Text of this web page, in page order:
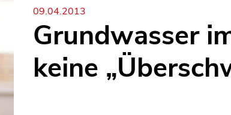
09.04.2013
Grundwasser
keine